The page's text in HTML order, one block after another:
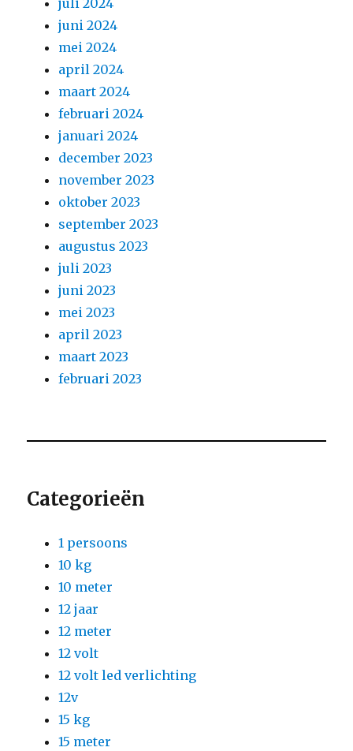
juni 2024
mei 2024
april 2024
maart 2024
februari 2024
januari 2024
december 2023
november 2023
oktober 2023
september 2023
augustus 2023
juli 2023
juni 2023
mei 2023
april 2023
maart 2023
februari 2023
Categorieën
1 persoons
10 kg
10 meter
12 jaar
12 meter
12 volt
12 volt led verlichting
12v
15 kg
15 meter